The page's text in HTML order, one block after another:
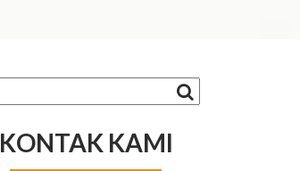
KONTAK KAMI